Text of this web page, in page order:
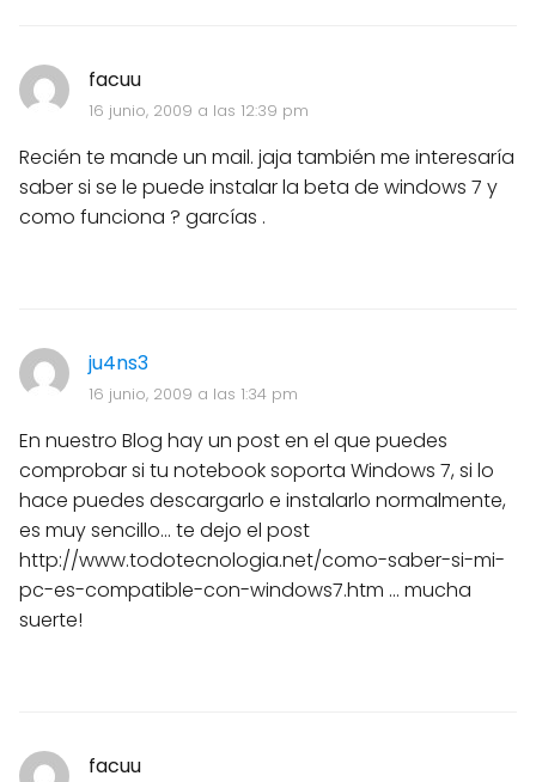
facuu
16 junio, 2009 a las 12:39 pm
Recién te mande un mail. jaja también me interesaría
saber si se le puede instalar la beta de windows 7 y
como funciona ? garcías .
ju4ns3
16 junio, 2009 a las 1:34 pm
En nuestro Blog hay un post en el que puedes
comprobar si tu notebook soporta Windows 7, si lo
hace puedes descargarlo e instalarlo normalmente,
es muy sencillo... te dejo el post
http://www.todotecnologia.net/como-saber-si-mi-
pc-es-compatible-con-windows7.htm ... mucha
suerte!
facuu